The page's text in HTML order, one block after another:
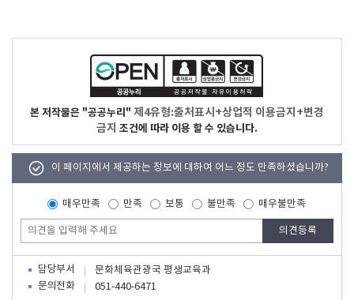
본 저작물은 "공공누리" 제4유형:출처표시+상업적 이용금지+변경
금지 조건에 따라 이용 할 수 있습니다.
이 페이지에서 제공하는 정보에 대하여 어느 정도 만족하셨습니까?
매우만족 만족 보통 불만족 매우불만족
담당부서
문화체육관광국 평생교육과
문의전화
051-440-6471